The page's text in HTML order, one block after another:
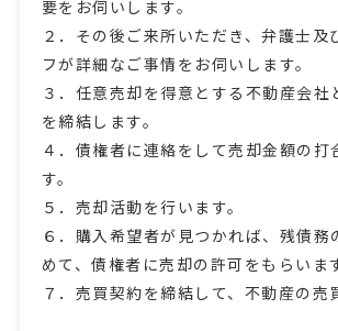
要をお伺いします。
２．その後ご来所いただき、弁護士及
フが詳細なご事情をお伺いします。
３．任意売却を得意とする不動産会社
を締結します。
４．債権者に連絡をして売却金額の打
す。
５．売却活動を行います。
６．購入希望者が見つかれば、残債務
めて、債権者に売却の許可をもらいま
７．売買契約を締結して、不動産の売